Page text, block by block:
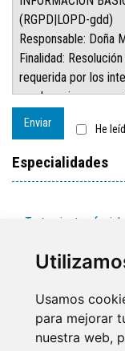
Usamos
para mejorar
nuestra web,
Enviar He
Especialidades
Tratamientos faciales
Tratamientos